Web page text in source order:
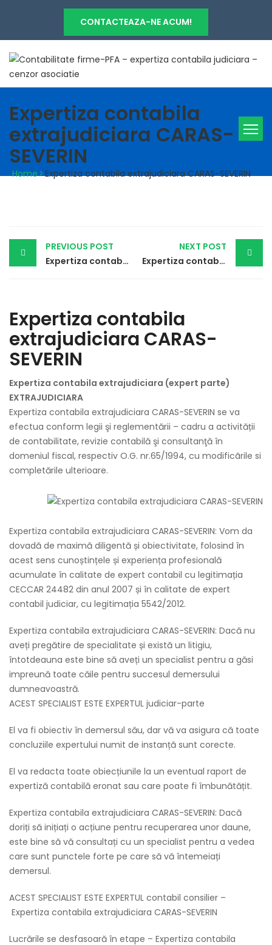
CONTACTEAZA-NE ACUM!
Expertiza contabila
extrajudiciara CARAS-
SEVERIN
Home>Expertiza contabila extrajudiciara CARAS-SEVERIN
Post
navigation
PREVIOUS POST
Expertiza contabila extrajudiciara CALARASI
NEXT POST
Expertiza contabila extrajudiciara CLUJ
Expertiza contabila
extrajudiciara CARAS-
SEVERIN
Expertiza contabila extrajudiciara (expert parte)
EXTRAJUDICIARA
Expertiza contabila extrajudiciara CARAS-SEVERIN se va
efectua conform legii şi reglementării – cadru a activității
de contabilitate, revizie contabilă şi consultanţă în
domeniul fiscal, respectiv O.G. nr.65/1994, cu modificãrile si
completările ulterioare.
Expertiza contabila extrajudiciara CARAS-SEVERIN: Vom da
dovadă de maximă diligentă și obiectivitate, folosind în
acest sens cunoștințele și experiența profesională
acumulate în calitate de expert contabil cu legitimația
CECCAR 24482 din anul 2007 și în calitate de expert
contabil judiciar, cu legitimația 5542/2012.
Expertiza contabila extrajudiciara CARAS-SEVERIN: Dacă nu
aveți pregătire de specialitate și există un litigiu,
întotdeauna este bine să aveți un specialist pentru a găsi
impreună toate căile pentru succesul demersului
dumneavoastră.
ACEST SPECIALIST ESTE EXPERTUL judiciar-parte
El va fi obiectiv în demersul său, dar vă va asigura că toate
concluziile expertului numit de instanță sunt corecte.
El va redacta toate obiecțiunile la un eventual raport de
expertiză contabilă eronat sau care poate fi îmbunătățit.
Expertiza contabila extrajudiciara CARAS-SEVERIN: Dacă
doriți să inițiați o acțiune pentru recuperarea unor daune,
este bine să vă consultați cu un specialist pentru a vedea
care sunt punctele forte pe care să vă întemeiați
demersul.
ACEST SPECIALIST ESTE EXPERTUL contabil consilier –
Expertiza contabila extrajudiciara CARAS-SEVERIN
Lucrările se desfasoară în etape – Expertiza contabila